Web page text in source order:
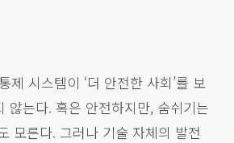
제 시스템이 ‘더 안전한 사회’를 보
않는다. 혹은 안전하지만, 숨쉬기는
모른다. 그러나 기술 자체의 발전